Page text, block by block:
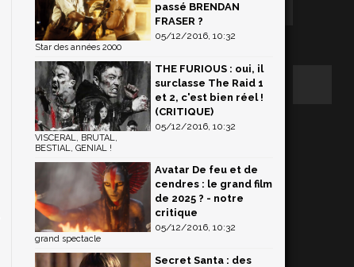
passé BRENDAN
FRASER ?
05/12/2016, 10:32
Star des années 2000
THE FURIOUS : oui, il
surclasse The Raid 1
et 2, c'est bien réel !
(CRITIQUE)
05/12/2016, 10:32
VISCERAL, BRUTAL,
BESTIAL, GENIAL !
Avatar De feu et de
cendres : le grand film
de 2025 ? - notre
critique
05/12/2016, 10:32
grand spectacle
Secret Santa : des